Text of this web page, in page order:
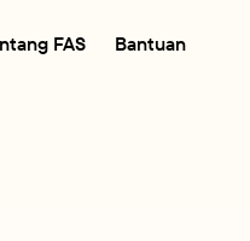
FAS Bantuan